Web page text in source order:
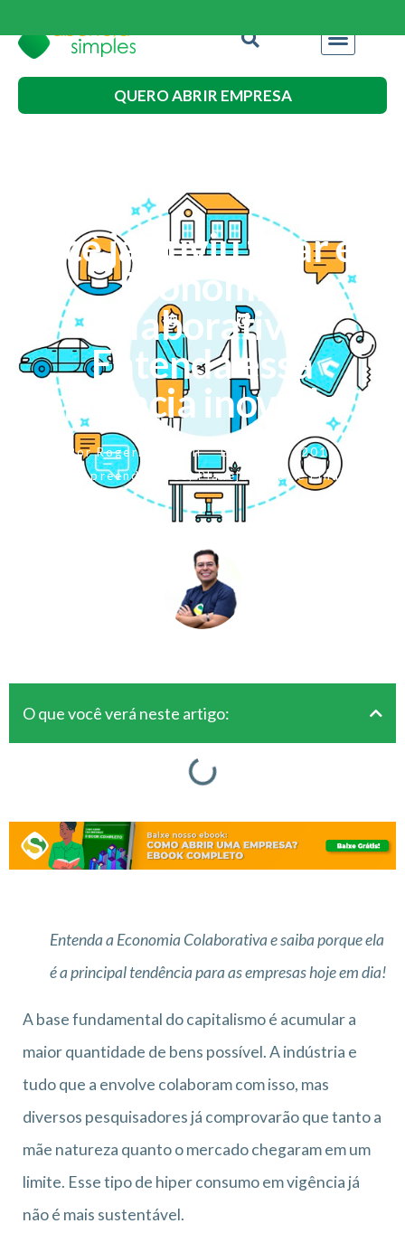
QUERO ABRIR EMPRESA
Você já ouviu falar em
Economia
Colaborativa?
Entenda essa
tendência inovadora
PorRogerio Fameli Em
abril 6, 2018
Para Empreendedores,Planejamento e Finanças
O que você verá neste artigo:
Entenda a Economia Colaborativa e saiba porque ela
é a principal tendência para as empresas hoje em dia!
A base fundamental do capitalismo é acumular a
maior quantidade de bens possível. A indústria e
tudo que a envolve colaboram com isso, mas
diversos pesquisadores já comprovarão que tanto a
mãe natureza quanto o mercado chegaram em um
limite. Esse tipo de hiper consumo em vigência já
não é mais sustentável.